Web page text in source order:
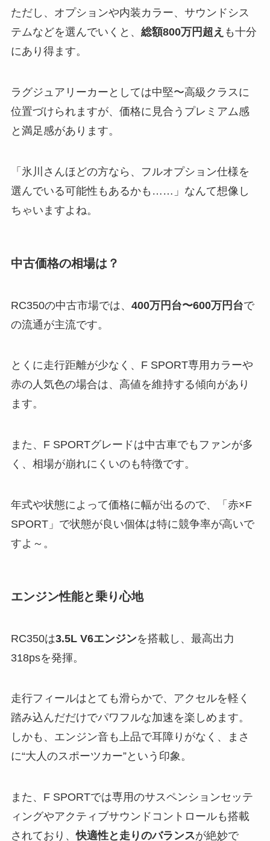
ただし、オプションや内装カラー、サウンドシス
テムなどを選んでいくと、 総額800万円超え も十分
にあり得ます。
ラグジュアリーカーとしては中堅〜高級クラスに
位置づけられますが、価格に見合うプレミアム感
と満足感があります。
「氷川さんほどの方なら、フルオプション仕様を
選んでいる可能性もあるかも……」なんて想像し
ちゃいますよね。
中古価格の相場は？
RC350の中古市場では、 400万円台〜600万円台で
の流通が主流です。
とくに走行距離が少なく、F SPORT専用カラーや
赤の人気色の場合は、高値を維持する傾向があり
ます。
また、F SPORTグレードは中古車でもファンが多
く、相場が崩れにくいのも特徴です。
年式や状態によって価格に幅が出るので、「赤×F
SPORT」で状態が良い個体は特に競争率が高いで
すよ～。
エンジン性能と乗り心地
RC350は3.5L V6エンジンを搭載し、最高出力
318psを発揮。
走行フィールはとても滑らかで、アクセルを軽く
踏み込んだだけでパワフルな加速を楽しめます。
しかも、エンジン音も上品で耳障りがなく、まさ
に“大人のスポーツカー”という印象。
また、F SPORTでは専用のサスペンションセッテ
ィングやアクティブサウンドコントロールも搭載
されており、快適性と走りのバランスが絶妙で